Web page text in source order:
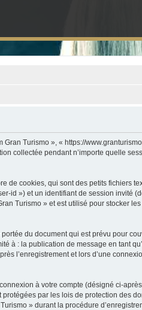
Turismo », « https://
collectée pendant n’importe quelle
de cookies, qui sont des petits fichiers
id ») et un identifiant de session invité
Turismo » et est utilisé pour stocker
du document qui est prévu pour
à : la publication de message en tant
l’enregistrement et lors d’une
à votre compte (désigné ci-
par les lois de protection des
» durant la procédure